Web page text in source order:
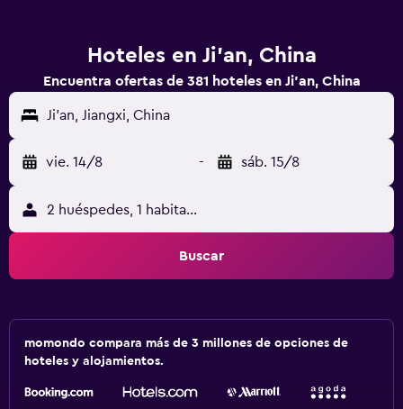
Hoteles en Ji'an, China
Encuentra ofertas de 381 hoteles en Ji'an, China
Ji'an, Jiangxi, China
vie. 14/8 - sáb. 15/8
2 huéspedes, 1 habitación
Buscar
momondo compara más de 3 millones de opciones de
hoteles y alojamientos.